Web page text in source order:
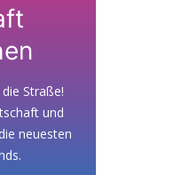
Straße!
und
neuesten